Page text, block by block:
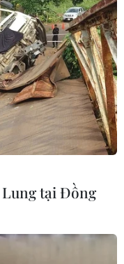
lượng giải
đai 4
Chỉ đạo thực hiện
đai 4 tập trung đôn
tiến độ hoàn thành
Lung tại Đồng